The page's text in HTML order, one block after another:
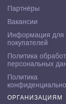
Партнёры
Вакансии
Информация для
покупателей
Политика
персональных
Политика
ОРГАНИЗАЦИЯМ